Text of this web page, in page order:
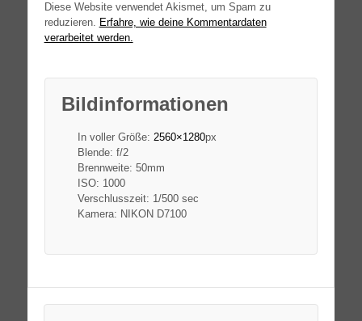
Diese Website verwendet Akismet, um Spam zu
reduzieren. Erfahre, wie deine Kommentardaten
verarbeitet werden.
Bildinformationen
In voller Größe: 2560×1280px
Blende: f/2
Brennweite: 50mm
ISO: 1000
Verschlusszeit: 1/500 sec
Kamera: NIKON D7100